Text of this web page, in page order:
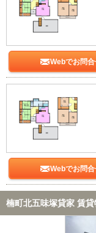
Webでお問合
Webでお問合
楠町北五味塚貸家 賃